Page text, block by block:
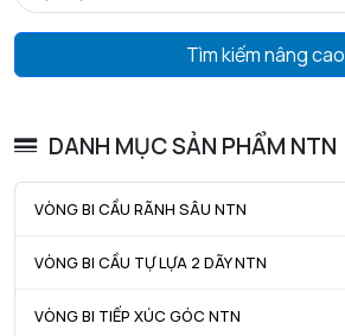
Tìm kiếm nâng cao
DANH MỤC SẢN PHẨM NTN
VÒNG BI CẦU RÃNH SÂU NTN
VÒNG BI CẦU TỰ LỰA 2 DÃY NTN
VÒNG BI TIẾP XÚC GÓC NTN
Tmin - Nhiệt độ hoạt động tối thiểu
Tmax - Nhiệt độ hoạt động tối đa
GIỚI HẠN
da min - Đường kính vai tối thiểu IR
db - Đường kính tối thiểu cho ống lót
Da max - Đường kính vai tối đa OR